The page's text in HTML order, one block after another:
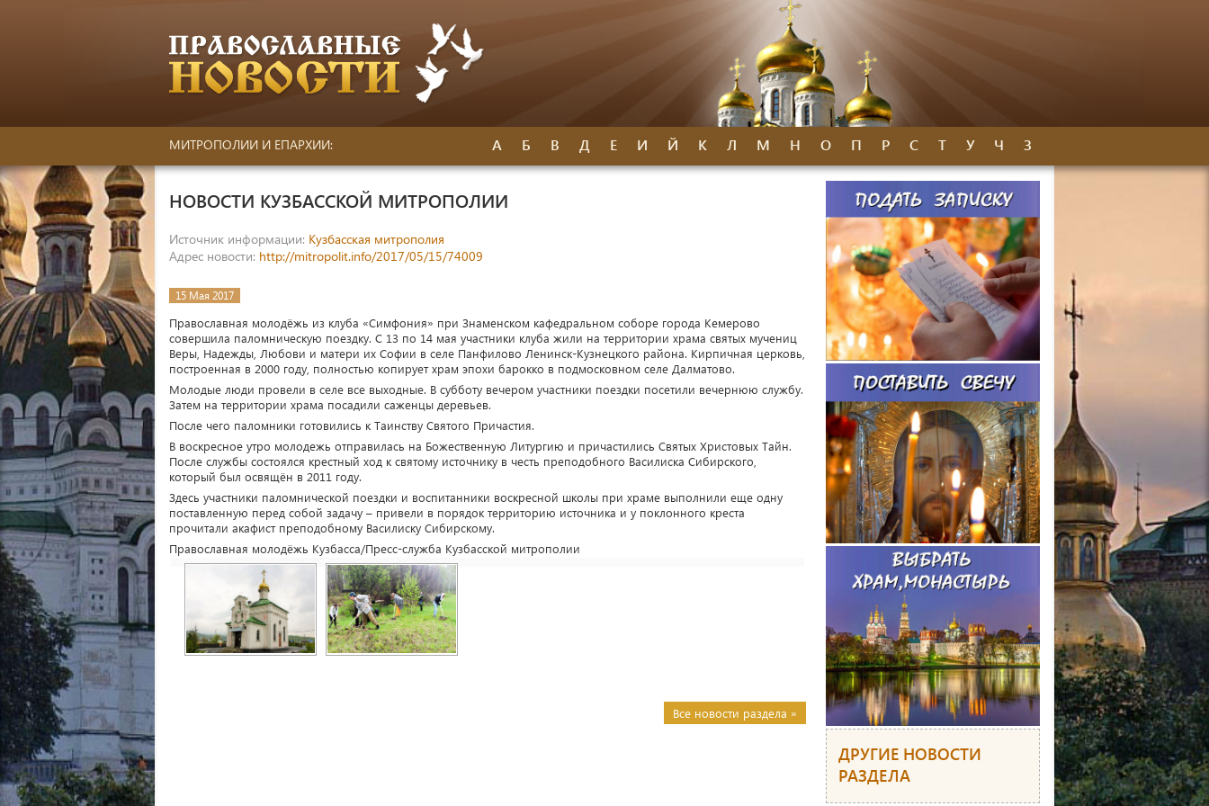
МИТРОПОЛИИ И ЕПАРХИИ: А Б В Д Е И Й К Л М Н О П Р С Т У Ч З
НОВОСТИ КУЗБАССКОЙ МИТРОПОЛИИ
Источник информации: Кузбасская митрополия
Адрес новости: http://mitropolit.info/2017/05/15/74009
15 Мая 2017
Православная молодёжь из клуба «Симфония» при Знаменском кафедральном соборе города Кемерово
совершила паломническую поездку. С 13 по 14 мая участники клуба жили на территории храма святых мучениц
Веры, Надежды, Любови и матери их Софии в селе Панфилово Ленинск-Кузнецкого района. Кирпичная церковь,
построенная в 2000 году, полностью копирует храм эпохи барокко в подмосковном селе Далматово.
Молодые люди провели в селе все выходные. В субботу вечером участники поездки посетили вечернюю службу.
Затем на территории храма посадили саженцы деревьев.
После чего паломники готовились к Таинству Святого Причастия.
В воскресное утро молодежь отправилась на Божественную Литургию и причастились Святых Христовых Тайн.
После службы состоялся крестный ход к святому источнику в честь преподобного Василиска Сибирского,
который был освящён в 2011 году.
Здесь участники паломнической поездки и воспитанники воскресной школы при храме выполнили еще одну
поставленную перед собой задачу – привели в порядок территорию источника и у поклонного креста
прочитали акафист преподобному Василиску Сибирскому.
Православная молодёжь Кузбасса/Пресс-служба Кузбасской митрополии
Все новости раздела »
ДРУГИЕ НОВОСТИ
РАЗДЕЛА